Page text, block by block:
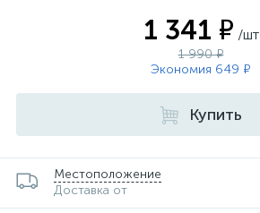
1 341 ₽ /шт
1 990 ₽
Экономия 649 ₽
Купить
Местоположение
Доставка от